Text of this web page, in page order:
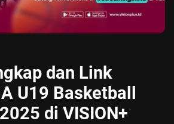
1 Hungarian Grand Prix...
ASEAN Hyundai Cup 2026...
dan Link
U19 Basketball
di VISION+